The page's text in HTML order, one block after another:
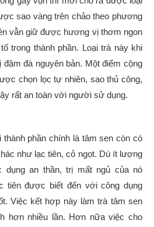
sao vàng trên chảo theo phương
vẫn giữ được hương vị thơm ngon
trong thành phần. Loại trà này khi
đà nguyên bản. Một điểm cộng
chọn lọc tự nhiên, sao thủ công,
rất an toàn với người sử dụng.
phần chính là tâm sen còn có
như lạc tiên, cỏ ngọt. Dù ít lượng
dụng an thần, trị mất ngủ của nó
tiên được biết đến với công dụng
Việc kết hợp này làm trà tâm sen
hơn nhiều lần. Hơn nữa việc cho